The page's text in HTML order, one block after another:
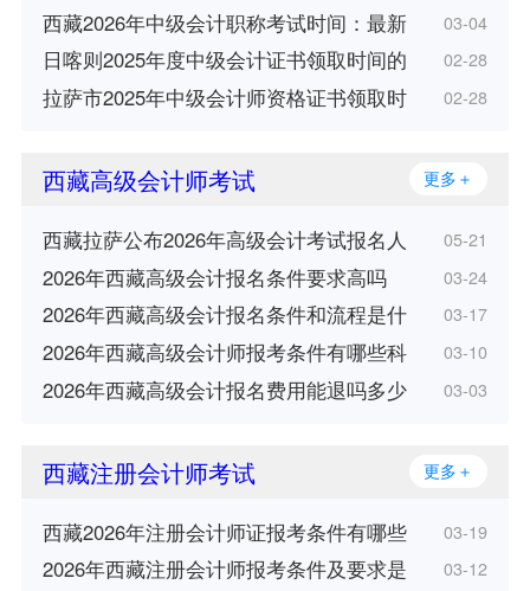
西藏2026年中级会计职称考试时间：最新 03-04
日喀则2025年度中级会计证书领取时间的 02-28
拉萨市2025年中级会计师资格证书领取时 02-28
西藏高级会计师考试 更多＋
西藏拉萨公布2026年高级会计考试报名人 05-21
2026年西藏高级会计报名条件要求高吗 03-24
2026年西藏高级会计报名条件和流程是什 03-17
2026年西藏高级会计师报考条件有哪些科 03-10
2026年西藏高级会计报名费用能退吗多少 03-03
西藏注册会计师考试 更多＋
西藏2026年注册会计师证报考条件有哪些 03-19
2026年西藏注册会计师报考条件及要求是 03-12